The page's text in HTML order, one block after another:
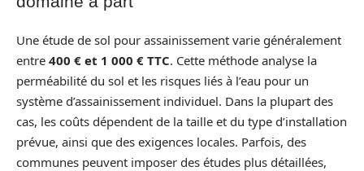
Une étude de sol pour assainissement varie généralement
entre 400 € et 1 000 € TTC. Cette méthode analyse la
perméabilité du sol et les risques liés à l’eau pour un
système d’assainissement individuel. Dans la plupart des
cas, les coûts dépendent de la taille et du type d’installation
prévue, ainsi que des exigences locales. Parfois, des
communes peuvent imposer des études plus détaillées,